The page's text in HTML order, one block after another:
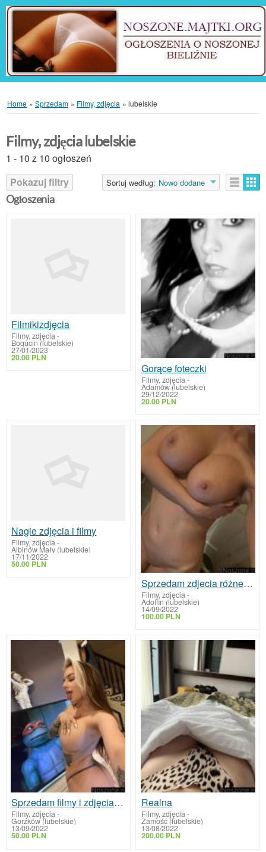
Home » Sprzedam » Filmy, zdjęcia » lubelskie
Filmy, zdjęcia lubelskie
1 - 10 z 10 ogłoszeń
Pokazuj filtry
Sortuj według: Nowo dodane
Ogłoszenia
Filmikizdjęcia
Filmy, zdjęcia-
Bogucin (lubelskie)
27/01/2023
20.00 PLN
Gorące foteczki
Filmy, zdjęcia -
Adamów (lubelskie)
29/12/2022
20.00 PLN
Nagie zdjęcia i filmy
Filmy, zdjęcia-
Albinów Mały (lubelskie)
17/11/2022
50.00 PLN
Sprzedam zdjecia różnego rodzaju
Filmy, zdjęcia -
Adolfin (lubelskie)
14/09/2022
100.00 PLN
Sprzedam filmy i zdjęcia i umówię się na spotkania
Filmy, zdjęcia-
Gorzków (lubelskie)
13/09/2022
50.00 PLN
Realna
Filmy, zdjęcia-
Zamość (lubelskie)
13/08/2022
200.00 PLN